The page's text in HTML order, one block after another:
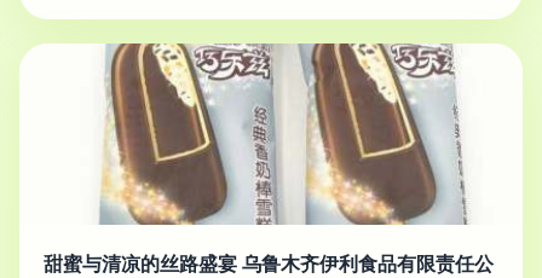
甜蜜与清凉的丝路盛宴 乌鲁木齐伊利食品有限责任公